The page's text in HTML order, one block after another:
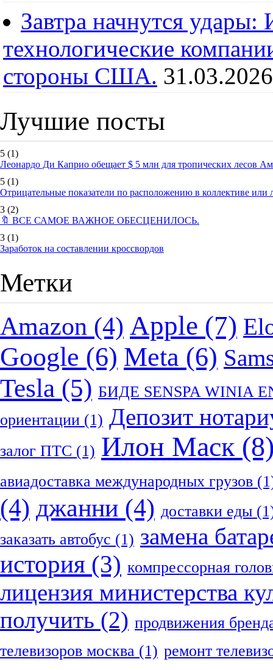
Завтра начнутся
технологические
стороны США. 31.03.2026
Лучшие посты
5 (1)
Леонардо Ди Каприо обещает $ 5 млн для тропических лесов
5 (1)
Отрицательные показатели по расположению в коллективе
3 (2)
🔖 ВСЕ САМОЕ ВАЖНОЕ ОБЕСЦЕНИЛОСЬ.
3 (1)
Заработок на составлении кроссвордов
Метки
Amazon (4) Apple (7)
Google (6) Meta (6)
Tesla (5) БИДЕ SENSPA WINIA
ориентации (1) Депозит
залог ПТС (1) Илон Маск
авиадоставка международных грузов
(4) джанни (4) доставки еды
заказать автобус (1) замена
история (3) компрессорная
лицензия министерства
получить (2) продвижения
телевизоров москва (1) ремонт